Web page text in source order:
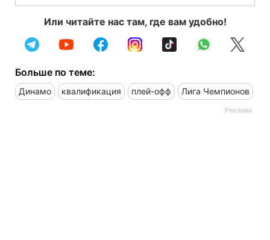
Или читайте нас там, где вам удобно!
Больше по теме:
Динамо квалификация плей-офф Лига Чемпионов